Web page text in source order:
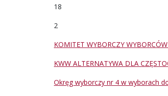
18
2
KOMITET WYBORCZY
KWW ALTERNATYWA DLA
Okręg wyborczy nr 4 w wyborach